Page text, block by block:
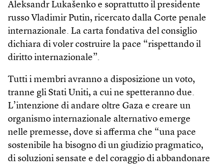
Aleksandr Lukašenko e soprattutto il presidente
russo Vladimir Putin, ricercato dalla Corte penale
internazionale. La carta fondativa del consiglio
dichiara di voler costruire la pace “rispettando il
diritto internazionale”.
Tutti i membri avranno a disposizione un voto,
tranne gli Stati Uniti, a cui ne spetteranno due.
L’intenzione di andare oltre Gaza e creare un
organismo internazionale alternativo emerge
nelle premesse, dove si afferma che “una pace
sostenibile ha bisogno di un giudizio pragmatico,
di soluzioni sensate e del coraggio di abbandonare